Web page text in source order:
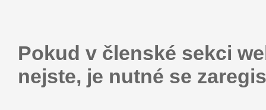
Pokud v členské sekci
nejste, je nutné se